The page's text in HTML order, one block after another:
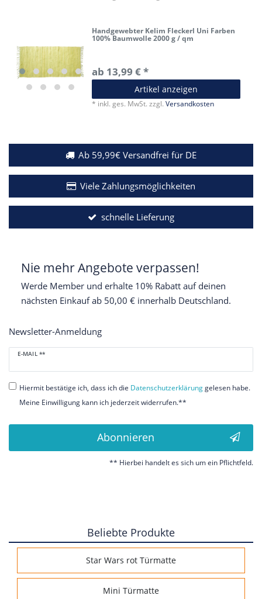
Handgewebter Kelim Fleckerl Uni Farben
100% Baumwolle 2000 g / qm
ab 13,99 € *
Artikel anzeigen
* inkl. ges. MwSt. zzgl.Versandkosten
Ab 59,99€ Versandfrei für DE
Viele Zahlungsmöglichkeiten
schnelle Lieferung
Nie mehr Angebote verpassen!
Werde Member und erhalte 10% Rabatt auf deinen
nächsten Einkauf ab 50,00 € innerhalb Deutschland.
Newsletter-Anmeldung
E-MAIL **
Newsletter
Honig
Hiermit bestätige ich, dass ich die Daten­schutz­erklärunggelesen habe.
Meine Einwilligung kann ich jederzeit widerrufen.**
Abonnieren
** Hierbei handelt es sich um ein Pflichtfeld.
Beliebte Produkte
Star Wars rot Türmatte
Mini Türmatte